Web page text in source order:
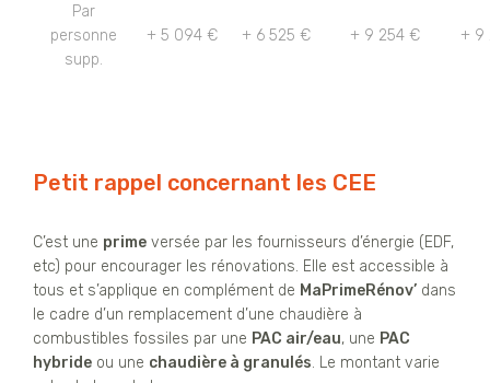
Par
personne
supp.
+ 5 094 € + 6 525 € + 9 254 € + 9
Petit rappel concernant les CEE
C’est une prime versée par les fournisseurs d’énergie (EDF,
etc) pour encourager les rénovations. Elle est accessible à
tous et s’applique en complément de MaPrimeRénov’ dans
le cadre d’un remplacement d’une chaudière à
combustibles fossiles par une PAC air/eau, une PAC
hybride ou une chaudière à granulés. Le montant varie